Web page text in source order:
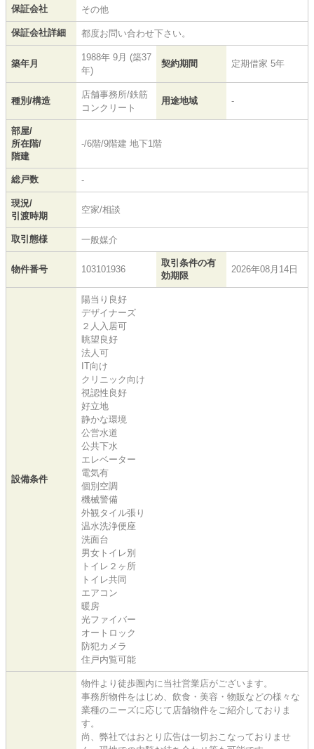
保証会社 その他
保証会社詳細 都度お問い合わせ下さい。
築年月
1988年 9月 (築37
年)
契約期間 定期借家 5年
種別/構造
店舗事務所/鉄筋
コンクリート
用途地域 -
部屋/
所在階/
階建
-/6階/9階建 地下1階
総戸数 -
現況/
引渡時期
空家/相談
取引態様 一般媒介
物件番号 103101936
取引条件の有
効期限
2026年08月14日
設備条件
陽当り良好
デザイナーズ
２人入居可
眺望良好
法人可
IT向け
クリニック向け
視認性良好
好立地
静かな環境
公営水道
公共下水
エレベーター
電気有
個別空調
機械警備
外観タイル張り
温水洗浄便座
洗面台
男女トイレ別
トイレ２ヶ所
トイレ共同
エアコン
暖房
光ファイバー
オートロック
防犯カメラ
住戸内覧可能
物件より徒歩圏内に当社営業店がございます。
事務所物件をはじめ、飲食・美容・物販などの様々な
業種のニーズに応じて店舗物件をご紹介しておりま
す。
尚、弊社ではおとり広告は一切おこなっておりませ